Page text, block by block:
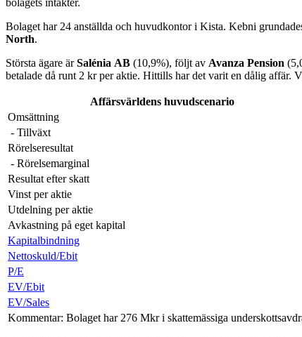
bolagets intäkter.
Bolaget har 24 anställda och huvudkontor i Kista. Kebni
North.
Största ägare ärSalénia AB (10,9%), följt av Avanza Pension
betalade då runt 2 kr per aktie. Hittills har det varit en dålig affär.
Affärsvärldens huvudscenario
Omsättning
- Tillväxt
Rörelseresultat
- Rörelsemarginal
Resultat efter skatt
Vinst per aktie
Utdelning per aktie
Avkastning på eget kapital
Kapitalbindning
Nettoskuld/Ebit
P/E
EV/Ebit
EV/Sales
Kommentar: Bolaget har 276 Mkr i skattemässiga